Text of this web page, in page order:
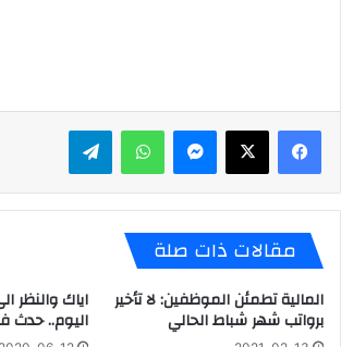
ماسنجر واتساب تيلقرام
مقالات ذات صلة
المالية تطمئن الموظفين: لا تأخير
برواتب شهر شباط الحالي
اياك
اليوم.. حدث